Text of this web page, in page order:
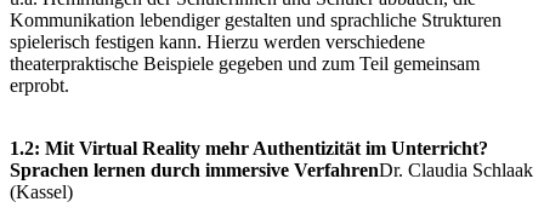
Kommunikation lebendiger gestalten und sprachliche Strukturen
spielerisch festigen kann. Hierzu werden verschiedene
theaterpraktische Beispiele gegeben und zum Teil gemeinsam
erprobt.
1.2: Mit Virtual Reality mehr Authentizität im Unterricht?
Sprachen lernen durch immersive VerfahrenDr. Claudia Schlaak
(Kassel)